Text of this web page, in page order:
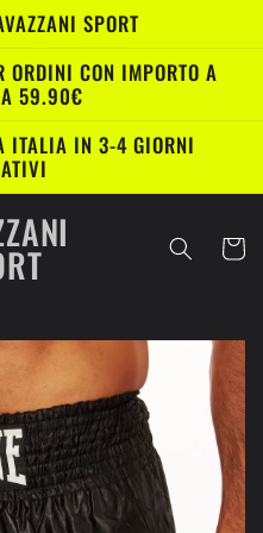
SPORT
ORDINI CON IMPORTO A
59.90€
ITALIA IN 3-4 GIORNI
Carrello